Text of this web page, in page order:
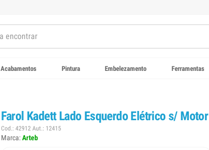
Acabamentos Pintura Embelezamento Ferramentas
Farol Kadett Lado Esquerdo Elétrico s/ Motor
Cod.: 42912 Aut.: 12415
Marca:Arteb